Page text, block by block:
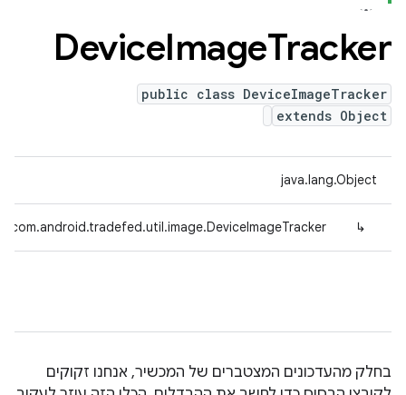
DeviceImageTracker
public class DeviceImageTracker
extends Object
java.lang.Object
↳
com.android.tradefed.util.image.DeviceImageTracker
בחלק מהעדכונים המצטברים של המכשיר, אנחנו זקוקים